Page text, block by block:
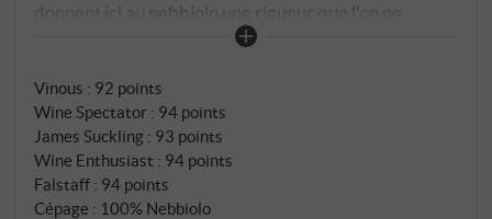
donnent ici au nebbiolo une rigueur que l'on ne
retrouve pas ailleurs dans les Langhe. Pas de
structure, profondeur, longue haleine. La famille
Rosso exploite ces sols depuis plus d'un siècle. Pour le
Barolo del Comune, Davide Rosso puise dans quatre
parcelles qui représentent le territoire communal
dans toute son étendue : Costa Bella dans la partie
Vinous : 92 points
Wine Spectator : 94 points
James Suckling : 93 points
Wine Enthusiast : 94 points
Falstaff : 94 points
Cépage : 100% Nebbiolo